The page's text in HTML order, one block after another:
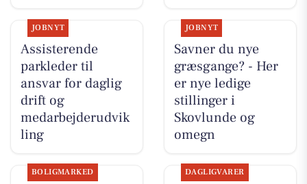
JOBNYT
Assisterende
parkleder til
ansvar for daglig
drift og
medarbejderudvik
ling
JOBNYT
Savner du nye
græsgange? - Her
er nye ledige
stillinger i
Skovlunde og
omegn
BOLIGMARKED DAGLIGVARER